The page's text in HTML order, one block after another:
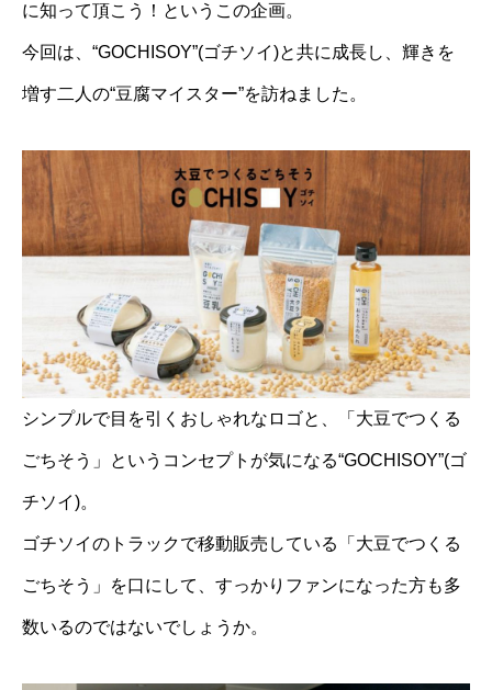
に知って頂こう！というこの企画。
今回は、“GOCHISOY”(ゴチソイ)と共に成長し、輝きを
増す二人の“豆腐マイスター”を訪ねました。
シンプルで目を引くおしゃれなロゴと、「大豆でつくる
ごちそう」というコンセプトが気になる“GOCHISOY”(ゴ
チソイ)。
ゴチソイのトラックで移動販売している「大豆でつくる
ごちそう」を口にして、すっかりファンになった方も多
数いるのではないでしょうか。